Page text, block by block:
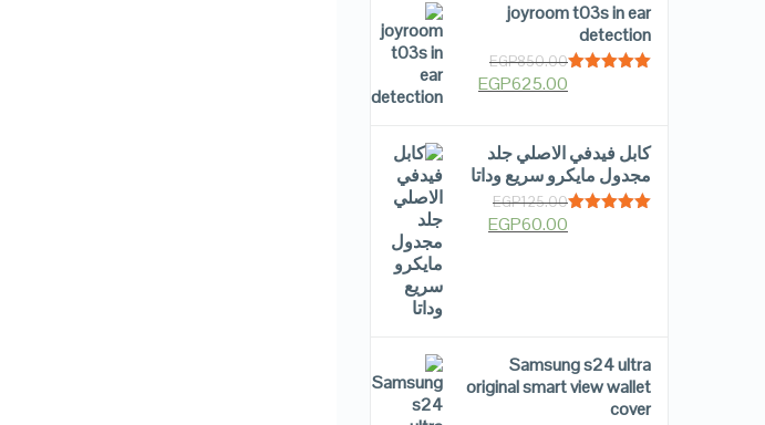
joyroom t03s in ear
detection
EGP850.00
EGP625.00
كابل فيدفي الاصلي جلد
مجدول مايكرو سريع وداتا
EGP125.00
EGP60.00
Samsung s24 ultra
original smart view wallet
cover